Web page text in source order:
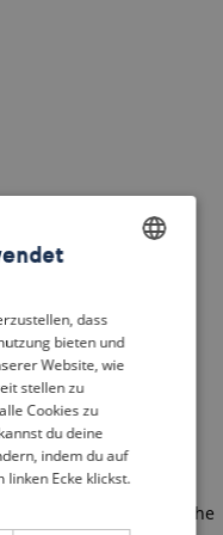
has occurred
(see the
DUTCH
FRENCH
GERMAN
dass
bieten und
Website, wie
stellen zu
Cookies zu
du deine
indem du auf
linken Ecke klickst.